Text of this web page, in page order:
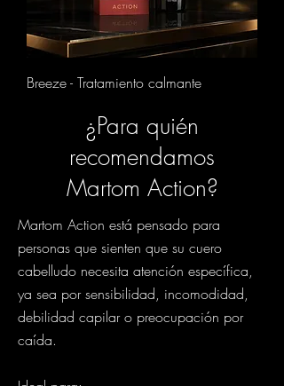
Breeze - Tratamiento calmante
¿Para quién
recomendamos
Martom Action?
Martom Action está pensado para
personas que sienten que su cuero
cabelludo necesita atención específica,
ya sea por sensibilidad, incomodidad,
debilidad capilar o preocupación por
caída.